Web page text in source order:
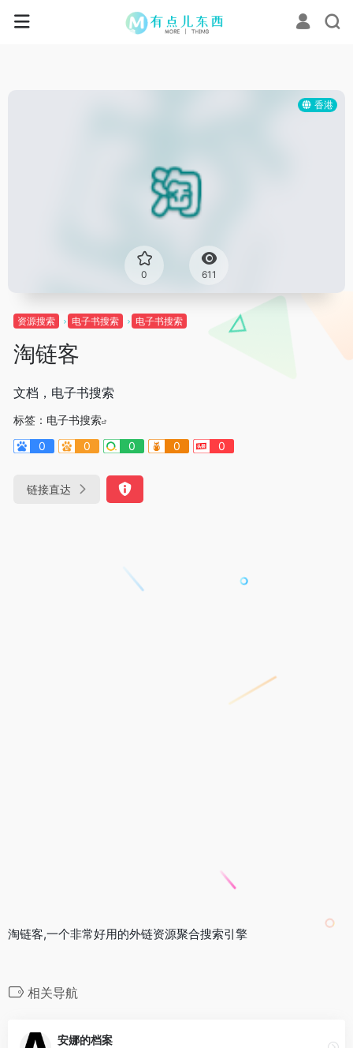
香港
0 611
资源搜索 电子书搜索 电子书搜索
淘链客
文档，电子书搜索
标签： 电子书搜索
0
0 0 0 0
链接直达
淘链客,一个非常好用的外链资源聚合搜索引擎
相关导航
安娜的档案